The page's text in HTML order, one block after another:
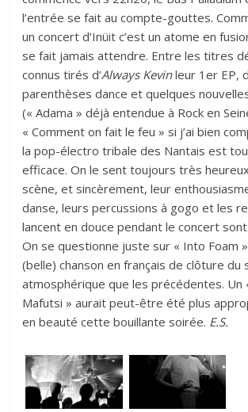
l’entrée se fait au compte-gouttes.
un concert d’Inüit c’est un atome en
se fait jamais attendre. Entre les titres
connus tirés d’Always Kevinleur 1er EP,
parenthèses dance et quelques
(« Adama » déjà entendue à Rock en
« Comment on fait le feu » si j’ai bien
la pop-électro tribale des Nantais est
efficace. On le sent toujours très
scène, et sincèrement, leur
danse, leurs percussions à gogo et les
lancent en douce pendant le concert
On se questionne juste sur « Into Foam
(belle) chanson en français de clôture du
atmosphérique que les précédentes. Un
Mafutsi » aurait peut-être été plus
en beauté cette bouillante soirée. E.S.